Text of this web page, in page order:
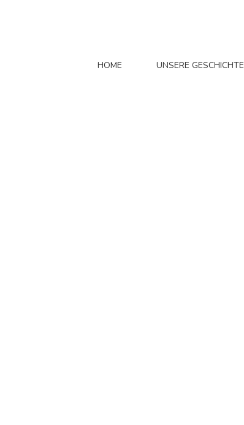
HOME UNSERE GESCHICHTE